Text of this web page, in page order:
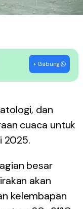
+ Gabung
dan
cuaca untuk
2025.
besar
akan
kelembapan